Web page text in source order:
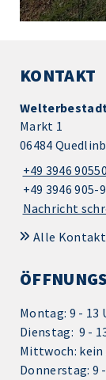
KONTAKT
Markt 1
06484
+49 3946 90550
+49 3946 905-
Nachricht
Alle
Montag: 9 - 13
Dienstag: 9 -
Mittwoch: kein
Donnerstag: 9